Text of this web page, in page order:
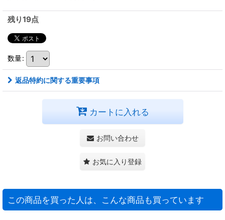
残り19点
数量:
返品特約に関する重要事項
カートに入れる
お問い合わせ
お気に入り登録
この商品を買った人は、こんな商品も買っています